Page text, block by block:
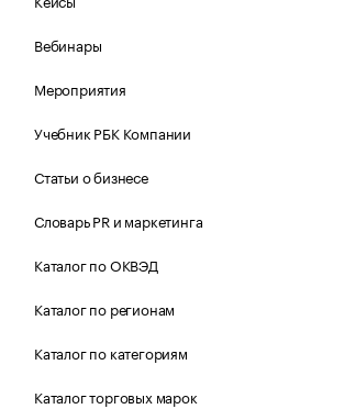
Вебинары
Мероприятия
Учебник РБК Компании
Статьи о бизнесе
Словарь PR и маркетинга
Каталог по ОКВЭД
Каталог по регионам
Каталог по категориям
Каталог торговых марок